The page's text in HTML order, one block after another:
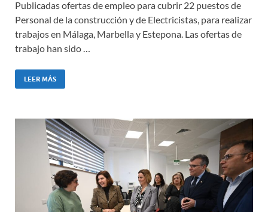
Publicadas ofertas de empleo para cubrir 22 puestos de
Personal de la construcción y de Electricistas, para realizar
trabajos en Málaga, Marbella y Estepona. Las ofertas de
trabajo han sido …
LEER MÁS